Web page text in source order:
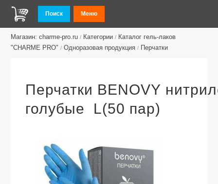
Поиск Меню
Магазин: charme-pro.ru / Категории / Каталог гель-лаков
"CHARME PRO" / Одноразовая продукция / Перчатки
Перчатки BENOVY
голубые L(50 пар)